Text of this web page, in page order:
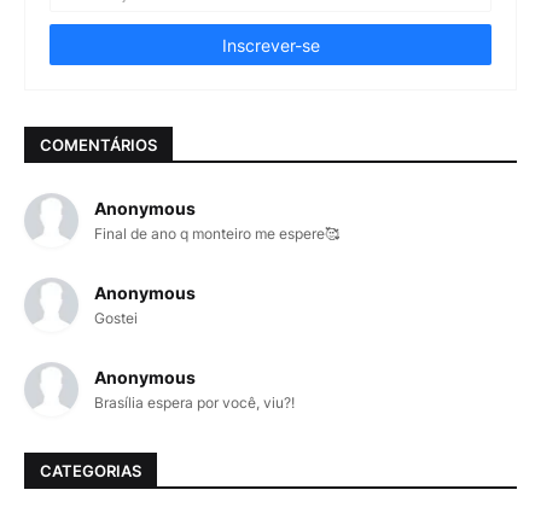
COMENTÁRIOS
Anonymous
Final de ano q monteiro me espere🥰
Anonymous
Gostei
Anonymous
Brasília espera por você, viu?!
CATEGORIAS